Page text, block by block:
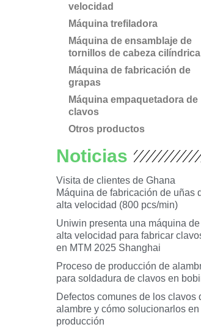
velocidad
Máquina trefiladora
Máquina de ensamblaje de
tornillos de cabeza cilíndrica
Máquina de fabricación de
grapas
Máquina empaquetadora de
clavos
Otros productos
Noticias
Visita de clientes de Ghana
Máquina de fabricación de uñas
alta velocidad (800 pcs/min)
Uniwin presenta una máquina de
alta velocidad para fabricar
en MTM 2025 Shanghai
Proceso de producción de
para soldadura de clavos en
Defectos comunes de los clavos
alambre y cómo solucionarlos en
producción